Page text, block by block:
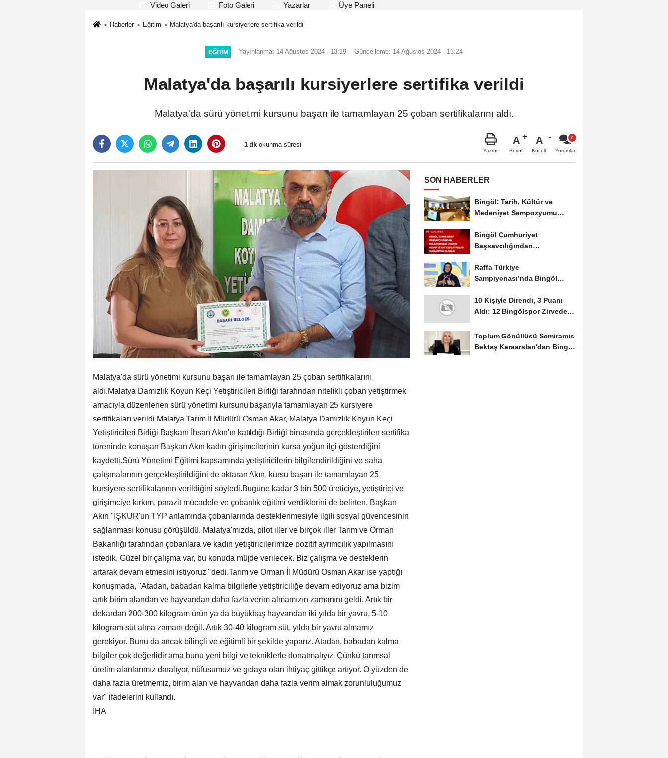
Video Galeri Foto Galeri Yazarlar Üye Paneli
Haberler Eğitim Malatya'da başarılı kursiyerlere sertifika verildi
EĞITIM Yayınlanma: 14 Ağustos 2024 - 13:19 Güncelleme: 14 Ağustos 2024 - 13:24
Malatya'da başarılı kursiyerlere sertifika verildi
Malatya'da sürü yönetimi kursunu başarı ile tamamlayan 25 çoban sertifikalarını aldı.
1 dk okunma süresi
Yazdır
A
Büyüt
A
Küçült Yorumlar
Malatya'da sürü yönetimi kursunu başarı ile tamamlayan 25 çoban sertifikalarını
aldı.Malatya Damızlık Koyun Keçi Yetiştiricileri Birliği tarafından nitelikli çoban yetiştirmek
amacıyla düzenlenen sürü yönetimi kursunu başarıyla tamamlayan 25 kursiyere
sertifikaları verildi.Malatya Tarım İl Müdürü Osman Akar, Malatya Damızlık Koyun Keçi
Yetiştiricileri Birliği Başkanı İhsan Akın'ın katıldığı Birliği binasında gerçekleştirilen sertifika
töreninde konuşan Başkan Akın kadın girişimcilerinin kursa yoğun ilgi gösterdiğini
kaydetti.Sürü Yönetimi Eğitimi kapsamında yetiştiricilerin bilgilendirildiğini ve saha
çalışmalarının gerçekleştirildiğini de aktaran Akın, kursu başarı ile tamamlayan 25
kursiyere sertifikalarının verildiğini söyledi.Bugüne kadar 3 bin 500 üreticiye, yetiştirici ve
girişimciye kırkım, parazit mücadele ve çobanlık eğitimi verdiklerini de belirten, Başkan
Akın "İŞKUR'un TYP anlamında çobanlarında desteklenmesiyle ilgili sosyal güvencesinin
sağlanması konusu görüşüldü. Malatya'mızda, pilot iller ve birçok iller Tarım ve Orman
Bakanlığı tarafından çobanlara ve kadın yetiştiricilerimize pozitif ayrımcılık yapılmasını
istedik. Güzel bir çalışma var, bu konuda müjde verilecek. Biz çalışma ve desteklerin
artarak devam etmesini istiyoruz" dedi.Tarım ve Orman İl Müdürü Osman Akar ise yaptığı
konuşmada, "Atadan, babadan kalma bilgilerle yetiştiriciliğe devam ediyoruz ama bizim
artık birim alandan ve hayvandan daha fazla verim almamızın zamanını geldi. Artık bir
dekardan 200-300 kilogram ürün ya da büyükbaş hayvandan iki yılda bir yavru, 5-10
kilogram süt alma zamanı değil. Artık 30-40 kilogram süt, yılda bir yavru almamız
gerekiyor. Bunu da ancak bilinçli ve eğitimli bir şekilde yaparız. Atadan, babadan kalma
bilgiler çok değerlidir ama bunu yeni bilgi ve tekniklerle donatmalıyız. Çünkü tarımsal
üretim alanlarımız daralıyor, nüfusumuz ve gıdaya olan ihtiyaç gittikçe artıyor. O yüzden de
daha fazla üretmemiz, birim alan ve hayvandan daha fazla verim almak zorunluluğumuz
var" ifadelerini kullandı.
İHA
SON HABERLER
Bingöl: Tarih, Kültür ve
Medeniyet Sempozyumu
Bingöl Cumhuriyet
Başsavcılığından
Raffa Türkiye
Şampiyonası’nda Bingöl
10 Kişiyle Direndi, 3 Puanı
Aldı: 12 Bingölspor Zirvedeki
Toplum Gönüllüsü Semiramis
Bektaş Karaarslan'dan Bingöl